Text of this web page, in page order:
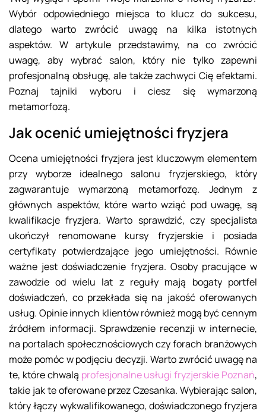
Wybór odpowiedniego miejsca to klucz do sukcesu,
dlatego warto zwrócić uwagę na kilka istotnych
aspektów. W artykule przedstawimy, na co zwrócić
uwagę, aby wybrać salon, który nie tylko zapewni
profesjonalną obsługę, ale także zachwyci Cię efektami.
Poznaj tajniki wyboru i ciesz się wymarzoną
metamorfozą.
Jak ocenić umiejętności fryzjera
Ocena umiejętności fryzjera jest kluczowym elementem
przy wyborze idealnego salonu fryzjerskiego, który
zagwarantuje wymarzoną metamorfozę. Jednym z
głównych aspektów, które warto wziąć pod uwagę, są
kwalifikacje fryzjera. Warto sprawdzić, czy specjalista
ukończył renomowane kursy fryzjerskie i posiada
certyfikaty potwierdzające jego umiejętności. Równie
ważne jest doświadczenie fryzjera. Osoby pracujące w
zawodzie od wielu lat z reguły mają bogaty portfel
doświadczeń, co przekłada się na jakość oferowanych
usług. Opinie innych klientów również mogą być cennym
źródłem informacji. Sprawdzenie recenzji w internecie,
na portalach społecznościowych czy forach branżowych
może pomóc w podjęciu decyzji. Warto zwrócić uwagę na
te, które chwalą profesjonalne usługi fryzjerskie Poznań,
takie jak te oferowane przez Czesanka. Wybierając salon,
który łączy wykwalifikowanego, doświadczonego fryzjera